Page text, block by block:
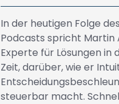
In der heutigen Folge
Podcasts spricht Martin
Experte für Lösungen in
Zeit, darüber, wie er
steuerbar macht.